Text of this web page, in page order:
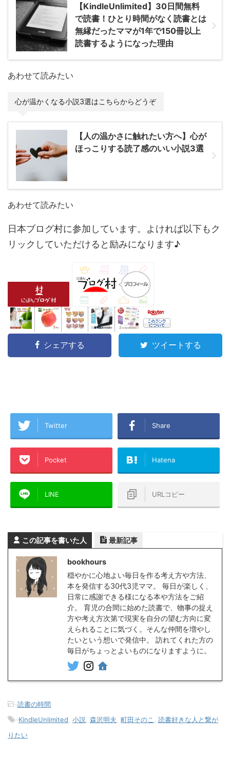
【KindleUnlimited】30日間無料
で読書！ひとり時間がなく読書とは
無縁だったママが1年で150冊以上
読書するようになった理由
あわせて読みたい
心が温かくなる小説3選はこちらからどうぞ
【人の温かさに触れたい方へ】心が
ほっこりする読了感のいい小説3選
あわせて読みたい
日本ブログ村に参加しています。よければ以下もク
リックしていただけると励みになります♪
シェアする ツイートする
Twitter Share
Pocket Hatena
LINE URLコピー
この記事を書いた人 最新記事
bookhours
穏やかに心地よい毎日を作る考え方や方法、
本を発信する30代3児ママ。 毎日が楽しく、
日常に感謝できる様になる本や方法をご紹
介。 育児の合間に始めた読書で、物事の捉え
方や考え方次第で現実を自分の望む方向に変
えられることに気づく。そんな仲間を増やし
たいという想いで発信中。 訪れてくれた方の
毎日がちょっとよいものになりますように。
-読書の時間
-KindleUnlimited 小説 森沢明夫 町田そのこ
読書好きな人と繋が
りたい